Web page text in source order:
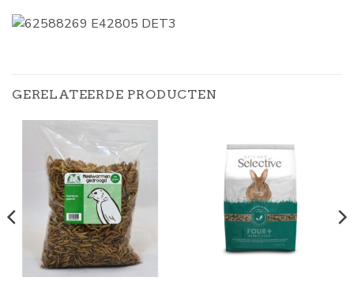
GERELATEERDE PRODUCTEN